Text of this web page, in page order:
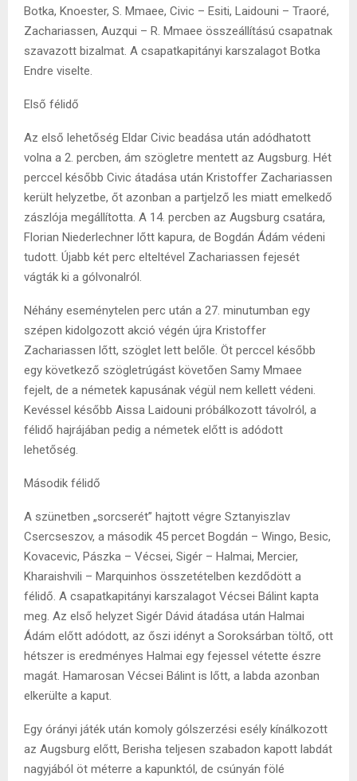
Botka, Knoester, S. Mmaee, Civic – Esiti, Laidouni – Traoré,
Zachariassen, Auzqui – R. Mmaee összeállítású csapatnak
szavazott bizalmat. A csapatkapitányi karszalagot Botka
Endre viselte.
Első félidő
Az első lehetőség Eldar Civic beadása után adódhatott
volna a 2. percben, ám szögletre mentett az Augsburg. Hét
perccel később Civic átadása után Kristoffer Zachariassen
került helyzetbe, őt azonban a partjelző les miatt emelkedő
zászlója megállította. A 14. percben az Augsburg csatára,
Florian Niederlechner lőtt kapura, de Bogdán Ádám védeni
tudott. Újabb két perc elteltével Zachariassen fejesét
vágták ki a gólvonalról.
Néhány eseménytelen perc után a 27. minutumban egy
szépen kidolgozott akció végén újra Kristoffer
Zachariassen lőtt, szöglet lett belőle. Öt perccel később
egy következő szögletrúgást követően Samy Mmaee
fejelt, de a németek kapusának végül nem kellett védeni.
Kevéssel később Aissa Laidouni próbálkozott távolról, a
félidő hajrájában pedig a németek előtt is adódott
lehetőség.
Második félidő
A szünetben „sorcserét” hajtott végre Sztanyiszlav
Csercseszov, a második 45 percet Bogdán – Wingo, Besic,
Kovacevic, Pászka – Vécsei, Sigér – Halmai, Mercier,
Kharaishvili – Marquinhos összetételben kezdődött a
félidő. A csapatkapitányi karszalagot Vécsei Bálint kapta
meg. Az első helyzet Sigér Dávid átadása után Halmai
Ádám előtt adódott, az őszi idényt a Soroksárban töltő, ott
hétszer is eredményes Halmai egy fejessel vétette észre
magát. Hamarosan Vécsei Bálint is lőtt, a labda azonban
elkerülte a kaput.
Egy órányi játék után komoly gólszerzési esély kínálkozott
az Augsburg előtt, Berisha teljesen szabadon kapott labdát
nagyjából öt méterre a kapunktól, de csúnyán fölé